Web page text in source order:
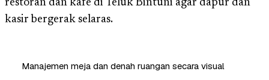
restoran dan kafe di Teluk Bintuni agar dapur dan
kasir bergerak selaras.
Manajemen meja dan denah ruangan secara visual